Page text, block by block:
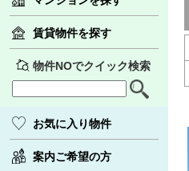
賃貸物件を探す
物件NOでクイック検索
お気に入り物件
案内ご希望の方